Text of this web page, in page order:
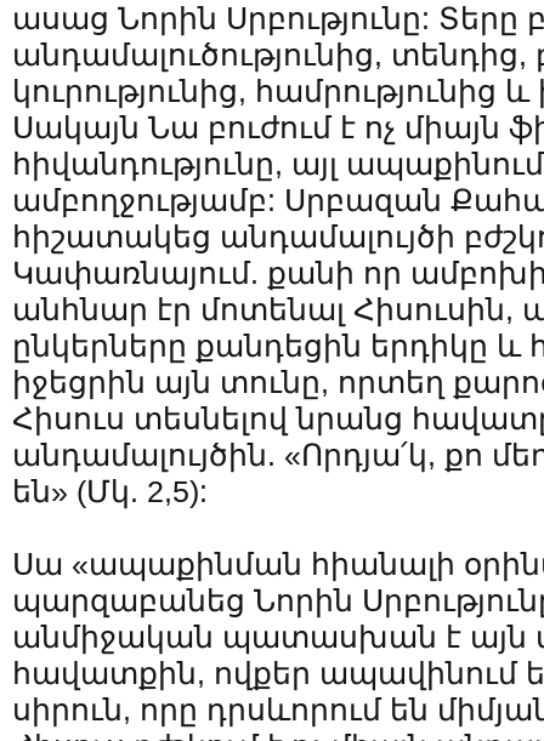
ասաց Նորին Սրբությունը: Տերը
անդամալուծությունից, տենդից,
կուրությունից, համրությունից և
Սակայն Նա բուժում է ոչ միայն
հիվանդությունը, այլ
ամբողջությամբ: Սրբազան
հիշատակեց անդամալույծի
Կափառնայում. քանի որ
անհնար էր մոտենալ Հիսուսին,
ընկերները քանդեցին երդիկը և
իջեցրին այն տունը, որտեղ
Հիսուս տեսնելով նրանց
անդամալույծին. «Որդյա՛կ, քո
են» (Մկ. 2,5):
Սա «ապաքինման հիանալի
պարզաբանեց Նորին
անմիջական պատասխան է այն
հավատքին, ովքեր ապավինում
սիրուն, որը դրսևորում են